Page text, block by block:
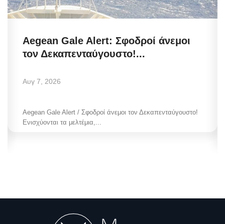
Aegean Gale Alert: Σφοδροί άνεμοι
τον Δεκαπενταύγουστο!...
Αυγ 7, 2026
Aegean Gale Alert / Σφοδροί άνεμοι τον Δεκαπενταύγουστο!
Ενισχύονται τα μελτέμια,...